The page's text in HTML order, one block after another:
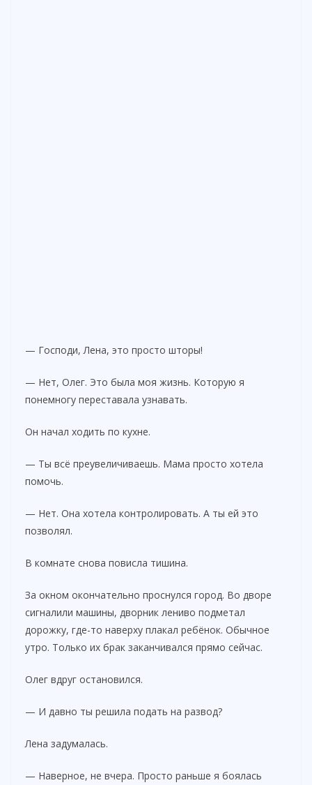
— Господи, Лена, это просто шторы!
— Нет, Олег. Это была моя жизнь. Которую я
понемногу переставала узнавать.
Он начал ходить по кухне.
— Ты всё преувеличиваешь. Мама просто хотела
помочь.
— Нет. Она хотела контролировать. А ты ей это
позволял.
В комнате снова повисла тишина.
За окном окончательно проснулся город. Во дворе
сигналили машины, дворник лениво подметал
дорожку, где-то наверху плакал ребёнок. Обычное
утро. Только их брак заканчивался прямо сейчас.
Олег вдруг остановился.
— И давно ты решила подать на развод?
Лена задумалась.
— Наверное, не вчера. Просто раньше я боялась